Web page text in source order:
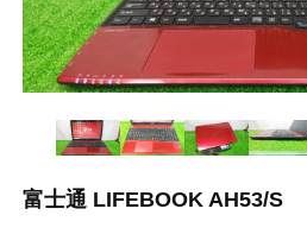
富士通 LIFEBOOK AH53/S